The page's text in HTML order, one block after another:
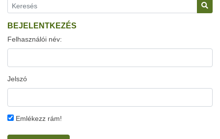
BEJELENTKEZÉS
Felhasználói név:
Jelszó
Emlékezz rám!